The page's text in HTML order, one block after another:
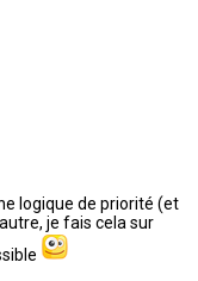
logique de priorité (et
je fais cela sur